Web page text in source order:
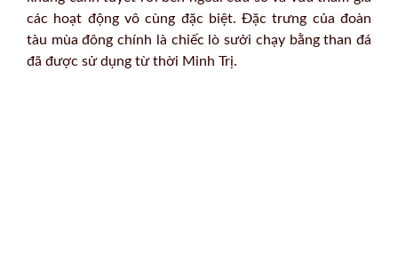
các hoạt động vô cùng đặc biệt. Đặc trưng của đoàn
tàu mùa đông chính là chiếc lò sưởi chạy bằng than đá
đã được sử dụng từ thời Minh Trị.